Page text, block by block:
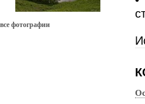
все фотографии